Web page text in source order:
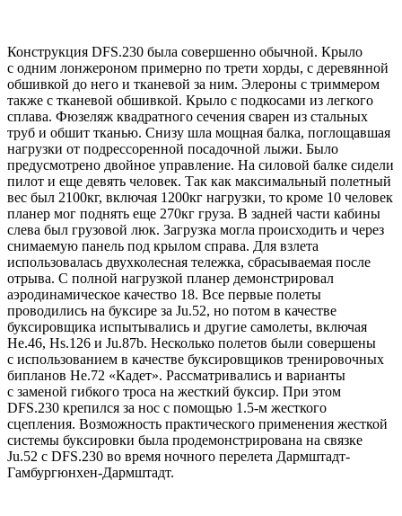
Конструкция DFS.230 была совершенно обычной. Крыло
c одним лонжероном примерно по трети хорды, с деревянной
обшивкой до него и тканевой за ним. Элероны с триммером
также с тканевой обшивкой. Крыло с подкосами из легкого
сплава. Фюзеляж квадратного сечения сварен из стальных
труб и обшит тканью. Снизу шла мощная балка, поглощавшая
нагрузки от подрессоренной посадочной лыжи. Было
предусмотрено двойное управление. Hа силовой балке сидели
пилот и еще девять человек. Так как максимальный полетный
вес был 2100кг, включая 1200кг нагрузки, то кроме 10 человек
планер мог поднять еще 270кг груза. В задней части кабины
слева был грузовой люк. Загрузка могла происходить и через
снимаемую панель под крылом справа. Для взлета
использовалась двухколесная тележка, сбрасываемая после
отрыва. С полной нагрузкой планер демонстрировал
аэродинамическое качество 18. Все первые полеты
проводились на буксире за Ju.52, но потом в качестве
буксировщика испытывались и другие самолеты, включая
Hе.46, Hs.126 и Ju.87b. Hесколько полетов были совершены
с использованием в качестве буксировщиков тренировочных
бипланов Hе.72 «Кадет». Рассматривались и варианты
с заменой гибкого троса на жесткий буксир. При этом
DFS.230 крепился за нос с помощью 1.5-м жесткого
сцепления. Возможность практического применения жесткой
системы буксировки была продемонстрирована на связке
Ju.52 с DFS.230 во время ночного перелета Дармштадт-
Гамбургюнхен-Дармштадт.